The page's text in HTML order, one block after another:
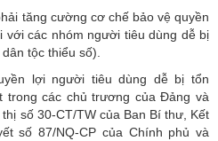
tăng cường cơ chế bảo vệ quyền
với các nhóm người tiêu dùng dễ bị
tộc thiểu số).
lợi người tiêu dùng dễ bị tổn
trong các chủ trương của Đảng và
số 30-CT/TW của Ban Bí thư, Kết
số 87/NQ-CP của Chính phủ và